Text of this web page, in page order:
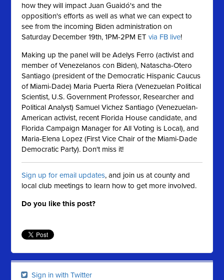
how they will impact Juan Guaidó's and the
opposition's efforts as well as what we can expect to
see from the incoming Biden administration on
Saturday December 19th, 1PM-2PM ETvia FB live!
Making up the panel will be Adelys Ferro (activist and
member of Venezelanos con Biden), Natascha-Otero
Santiago (president of the Democratic Hispanic Caucus
of Miami-Dade) Maria Puerta Riera (Venezuelan Political
Scientist, U.S. Government Professor, Researcher and
Political Analyst) Samuel Vichez Santiago (Venezuelan-
American activist, recent Florida House candidate, and
Florida Campaign Manager for All Voting is Local), and
Maria-Elena Lopez (First Vice Chair of the Miami-Dade
Democratic Party). Don't miss it!
Sign up for email updates, and join us at county and
local club meetings to learn how to get more involved.
Do you like this post?
Sign in with Twitter